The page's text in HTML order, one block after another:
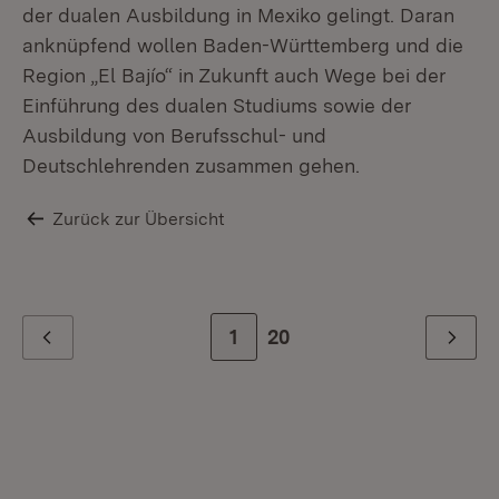
der dualen Ausbildung in Mexiko gelingt. Daran
anknüpfend wollen Baden-Württemberg und die
Region „El Bajío“ in Zukunft auch Wege bei der
Einführung des dualen Studiums sowie der
Ausbildung von Berufsschul- und
Deutschlehrenden zusammen gehen.
Zurück zur Übersicht
Zur Seite
1 Zur letzten Seite
20 Weiter